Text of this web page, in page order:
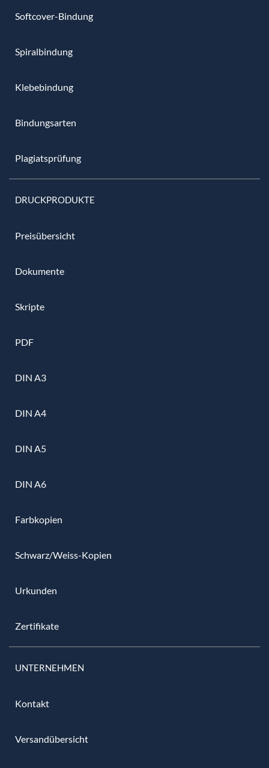
Softcover-Bindung
Spiralbindung
Klebebindung
Bindungsarten
Plagiatsprüfung
DRUCKPRODUKTE
Preisübersicht
Dokumente
Skripte
PDF
DIN A3
DIN A4
DIN A5
DIN A6
Farbkopien
Schwarz/Weiss-Kopien
Urkunden
Zertifikate
UNTERNEHMEN
Kontakt
Versandübersicht